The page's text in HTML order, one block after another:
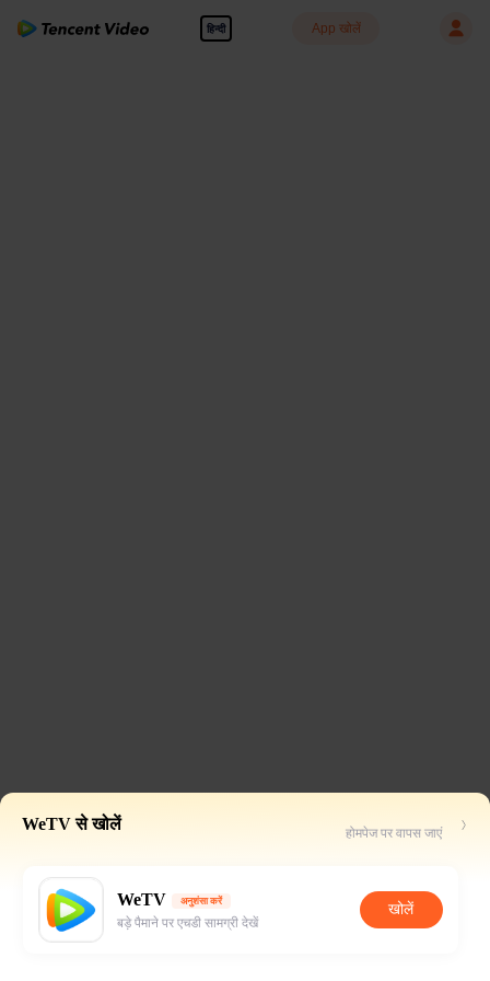
हिन्दी App खोलें
WeTV से खोलें होमपेज पर वापस जाएं
WeTV अनुशंसा करें
बड़े पैमाने पर एचडी सामग्री देखें
खोलें